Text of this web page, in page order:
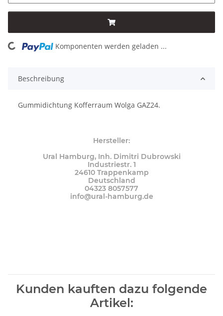
Loading... Komponenten werden geladen ...
Beschreibung
Gummidichtung Kofferraum Wolga GAZ24.
Hersteller:
Ural Hamburg, Inh. Dimitri Dubrowski
Industriestr. 1
24610 Trappenkamp
Deutschland
04323 8057577
info@ural-hamburg.de
Kunden kauften dazu folgende
Artikel: